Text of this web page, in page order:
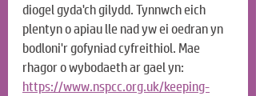
diogel gyda'ch gilydd. Tynnwch eich
plentyn o apiau lle nad yw ei oedran yn
bodloni'r gofyniad cyfreithiol. Mae
rhagor o wybodaeth ar gael yn:
https://www.nspcc.org.uk/keeping-